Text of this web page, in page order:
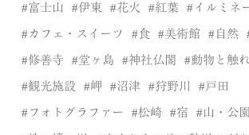
富士山 伊東 花火 紅葉 イルミネ
カフェ・スイーツ 食 美術館 自然
修善寺 堂ヶ島 神社仏閣 動物と触
観光施設 岬 沼津 狩野川 戸田
フォトグラファー 松崎 宿 山・公